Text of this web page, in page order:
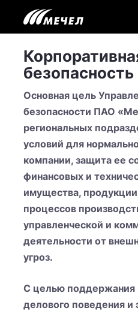
безопасность
Основная цель
безопасности ПАО
региональных
условий для
компании, защита ее
финансовых и
имущества,
процессов
управленческой и
деятельности от
угроз.
С целью поддержания
делового поведения и